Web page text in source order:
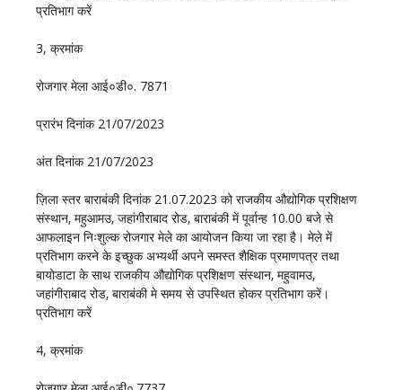
प्रतिभाग करें
3, क्रमांक
रोजगार मेला आई०डी०. 7871
प्रारंभ दिनांक 21/07/2023
अंत दिनांक 21/07/2023
ज़िला स्तर बाराबंकी दिनांक 21.07.2023 को राजकीय औद्योगिक प्रशिक्षण
संस्थान‚ महुआमउ‚ जहांगीराबाद रोड‚ बाराबंकी में पूर्वान्ह 10.00 बजे से
आफलाइन निःशुल्क रोजगार मेले का आयोजन किया जा रहा है। मेले में
प्रतिभाग करने के इच्छुक अभ्यर्थी अपने समस्त शैक्षिक प्रमाणपत्र तथा
बायोडाटा के साथ राजकीय औद्योगिक प्रशिक्षण संस्थान‚ महुवामउ‚
जहांगीराबाद रोड‚ बाराबंकी मे समय से उपस्थित होकर प्रतिभाग करें।
प्रतिभाग करें
4, क्रमांक